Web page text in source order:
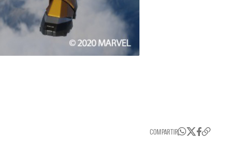
COMPARTIR